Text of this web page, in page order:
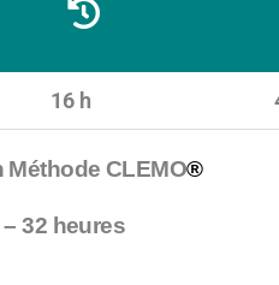
16 h
CLEMO®
32 heures